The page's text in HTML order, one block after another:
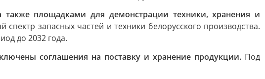
также площадками для демонстрации техники, хранения и
запасных частей и техники белорусского производства.
до 2032 года.
соглашения на поставку и хранение продукции. Под